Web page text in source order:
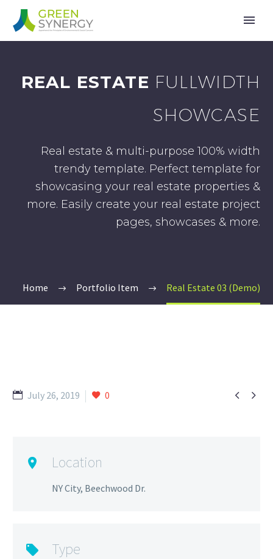
REAL ESTATE FULLWIDTH
SHOWCASE
Real estate & multi-purpose 100% width
trendy template. Perfect template for
showcasing your real estate properties &
more. Easily create your real estate project
pages, showcases & more.
Home Portfolio Item Real Estate 03 (Demo)
 
July 26, 2019 0
Location
NY City, Beechwood Dr.
Type